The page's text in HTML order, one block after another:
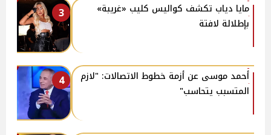
3
مايا دياب تكشف كواليس كليب «غريبة»
بإطلالة لافتة
4
أحمد موسى عن أزمة خطوط الاتصالات: "لازم
المتسبب يتحاسب"